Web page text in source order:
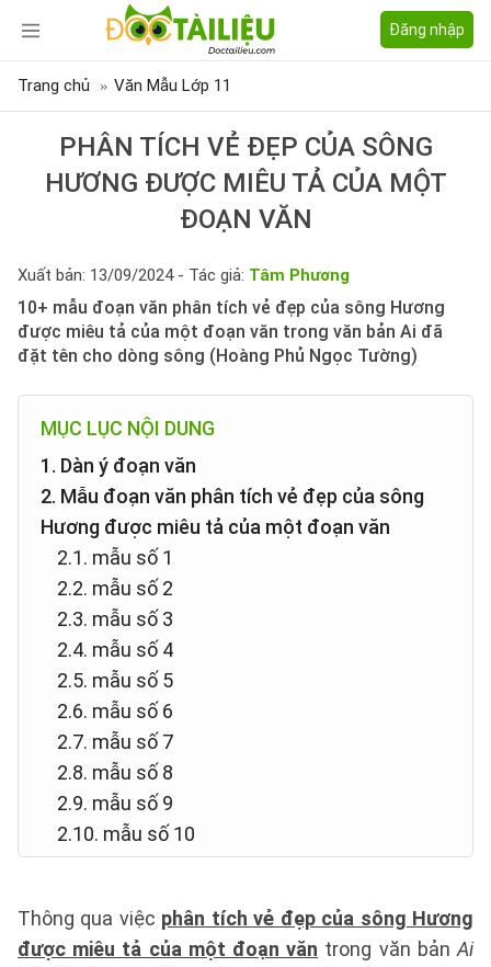
Đăng nhập
Trang chủ Văn Mẫu Lớp 11
PHÂN TÍCH VẺ ĐẸP CỦA SÔNG
HƯƠNG ĐƯỢC MIÊU TẢ CỦA MỘT
ĐOẠN VĂN
Xuất bản: 13/09/2024 - Tác giả: Tâm Phương
10+ mẫu đoạn văn phân tích vẻ đẹp của sông Hương
được miêu tả của một đoạn văn trong văn bản Ai đã
đặt tên cho dòng sông (Hoàng Phủ Ngọc Tường)
MỤC LỤC NỘI DUNG
1. Dàn ý đoạn văn
2. Mẫu đoạn văn phân tích vẻ đẹp của sông
Hương được miêu tả của một đoạn văn
2.1. mẫu số 1
2.2. mẫu số 2
2.3. mẫu số 3
2.4. mẫu số 4
2.5. mẫu số 5
2.6. mẫu số 6
2.7. mẫu số 7
2.8. mẫu số 8
2.9. mẫu số 9
2.10. mẫu số 10
Thông qua việc phân tích vẻ đẹp của sông Hương
được miêu tả của một đoạn văn trong văn bảnAi